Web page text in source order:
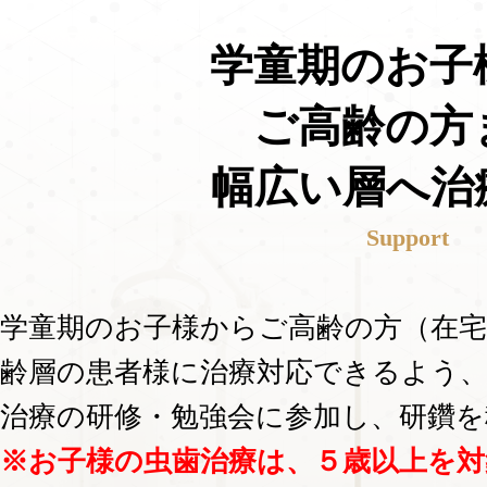
学童期のお子
ご高齢の方
幅広い層へ治
Support
学童期のお子様からご高齢の方（在
齢層の患者様に治療対応できるよう
治療の研修・勉強会に参加し、研鑽
※お子様の虫歯治療は、５歳以上を